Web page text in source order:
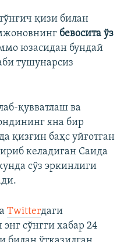
қизи билан
бевосита ўз
юзасидан бундай
тушунарсиз
қувватлаш ва
яна бир
қизғин баҳс уйғотган
келадиган Саида
сўз эркинлиги
Twitterдаги
сўнгги хабар 24